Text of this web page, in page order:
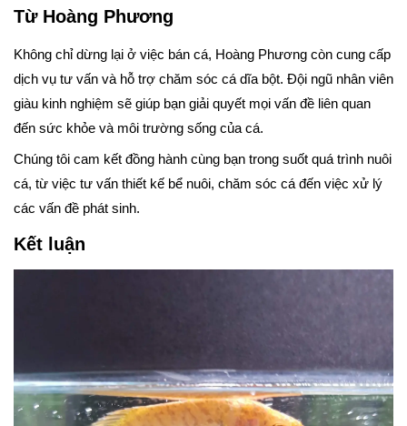
Từ Hoàng Phương
Không chỉ dừng lại ở việc bán cá, Hoàng Phương còn cung cấp
dịch vụ tư vấn và hỗ trợ chăm sóc cá dĩa bột. Đội ngũ nhân viên
giàu kinh nghiệm sẽ giúp bạn giải quyết mọi vấn đề liên quan
đến sức khỏe và môi trường sống của cá.
Chúng tôi cam kết đồng hành cùng bạn trong suốt quá trình nuôi
cá, từ việc tư vấn thiết kế bể nuôi, chăm sóc cá đến việc xử lý
các vấn đề phát sinh.
Kết luận